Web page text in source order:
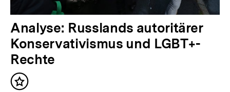
Analyse: Russlands autoritärer
Konservativismus und LGBT+-
Rechte
Inhalt